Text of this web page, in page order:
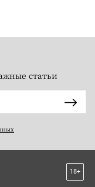
статьи
18+